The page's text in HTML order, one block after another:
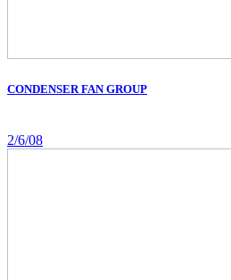
CONDENSER FAN GROUP
2/6/08